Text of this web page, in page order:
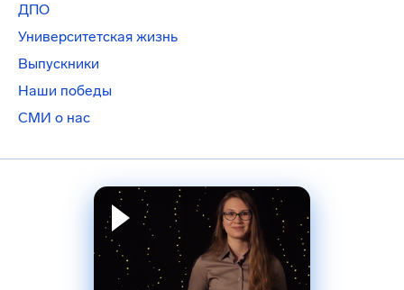
ДПО
Университетская жизнь
Выпускники
Наши победы
СМИ о нас